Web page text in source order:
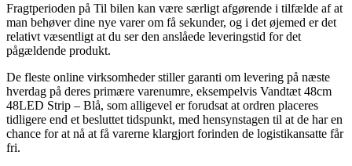
Fragtperioden på Til bilen kan være særligt afgørende i tilfælde af at
man behøver dine nye varer om få sekunder, og i det øjemed er det
relativt væsentligt at du ser den anslåede leveringstid for det
pågældende produkt.
De fleste online virksomheder stiller garanti om levering på næste
hverdag på deres primære varenumre, eksempelvis Vandtæt 48cm
48LED Strip – Blå, som alligevel er forudsat at ordren placeres
tidligere end et besluttet tidspunkt, med hensynstagen til at de har en
chance for at nå at få varerne klargjort forinden de logistikansatte får
fri.